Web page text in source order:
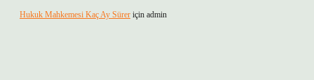
Hukuk Mahkemesi Kaç Ay Sürer için admin